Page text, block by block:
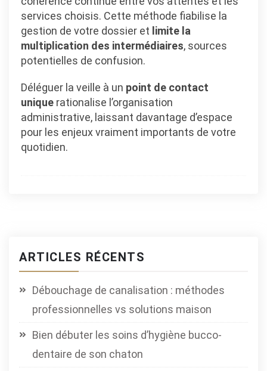
services choisis. Cette méthode fiabilise la
gestion de votre dossier et limite la
multiplication des intermédiaires, sources
potentielles de confusion.
Déléguer la veille à un point de contact
unique rationalise l’organisation
administrative, laissant davantage d’espace
pour les enjeux vraiment importants de votre
quotidien.
ARTICLES RÉCENTS
Débouchage de canalisation : méthodes
professionnelles vs solutions maison
Bien débuter les soins d’hygiène bucco-
dentaire de son chaton